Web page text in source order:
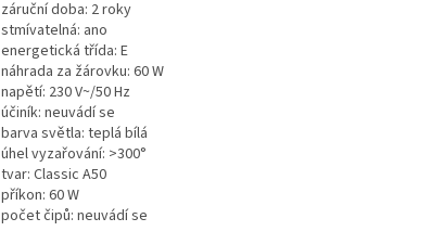
záruční doba: 2 roky
stmívatelná: ano
energetická třída: E
náhrada za žárovku: 60 W
napětí: 230 V~/50 Hz
účiník: neuvádí se
barva světla: teplá bílá
úhel vyzařování: >300°
tvar: Classic A50
příkon: 60 W
počet čipů: neuvádí se